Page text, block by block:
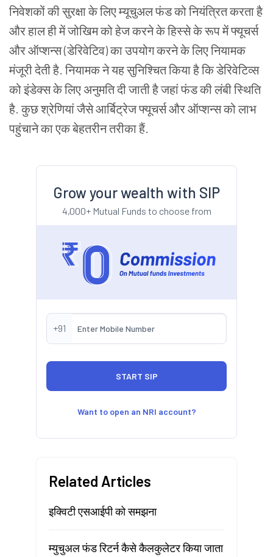
निवेशकों की सुरक्षा के लिए म्यूचुअल फंड को नियंत्रित करता है
और हाल ही में जोखिम को हेज करने के हिस्से के रूप में फ्यूचर्स
और ऑप्शन्स (डेरिवेटिव) का उपयोग करने के लिए नियामक
मंजूरी देती है. नियामक ने यह सुनिश्चित किया है कि डेरिवेटिव्स
को इंडेक्स के लिए अनुमति दी जाती है जहां फंड की लंबी स्थिति
है. कुछ श्रेणियां जैसे आर्बिट्रेज फ्यूचर्स और ऑप्शन्स को लाभ
पहुंचाने का एक बेहतरीन तरीका हैं.
Grow your wealth with SIP
4,000+ Mutual Funds to choose from
+91
Want to open an NRI account?
Related Articles
इक्विटी एसआईपी को समझना
म्युचुअल फंड रिटर्न कैसे कैलकुलेटर किया जाता